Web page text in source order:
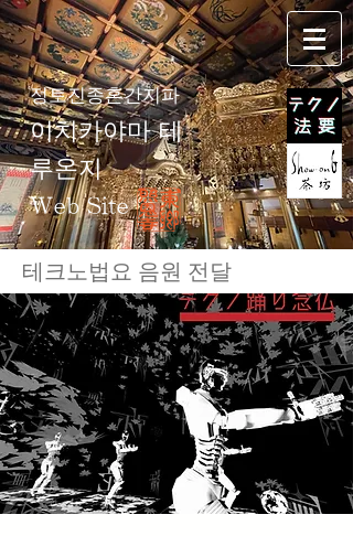
정토진종혼간지파
이치카야마 테
루온지
Web Site
테크노법요 음원 전달